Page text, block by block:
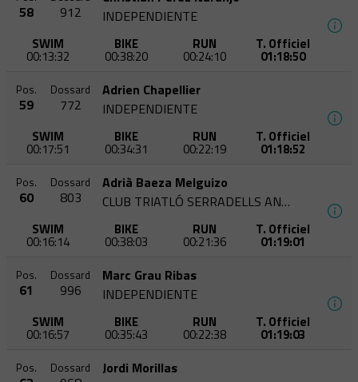
58 912
INDEPENDIENTE
SWIM
00:13:32
BIKE
00:38:20
RUN
00:24:10
T. Officiel
01:18:50
Pos.
59
Dossard
772
Adrien Chapellier
INDEPENDIENTE
SWIM
00:17:51
BIKE
00:34:31
RUN
00:22:19
T. Officiel
01:18:52
Pos.
60
Dossard
803
Adrià Baeza Melguizo
CLUB TRIATLÓ SERRADELLS ANDORRA
SWIM
00:16:14
BIKE
00:38:03
RUN
00:21:36
T. Officiel
01:19:01
Pos.
61
Dossard
996
Marc Grau Ribas
INDEPENDIENTE
SWIM
00:16:57
BIKE
00:35:43
RUN
00:22:38
T. Officiel
01:19:03
Pos. Dossard
Jordi Morillas